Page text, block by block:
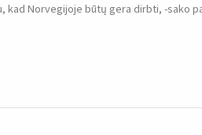
kad Norvegijoje būtų gera dirbti, -sako